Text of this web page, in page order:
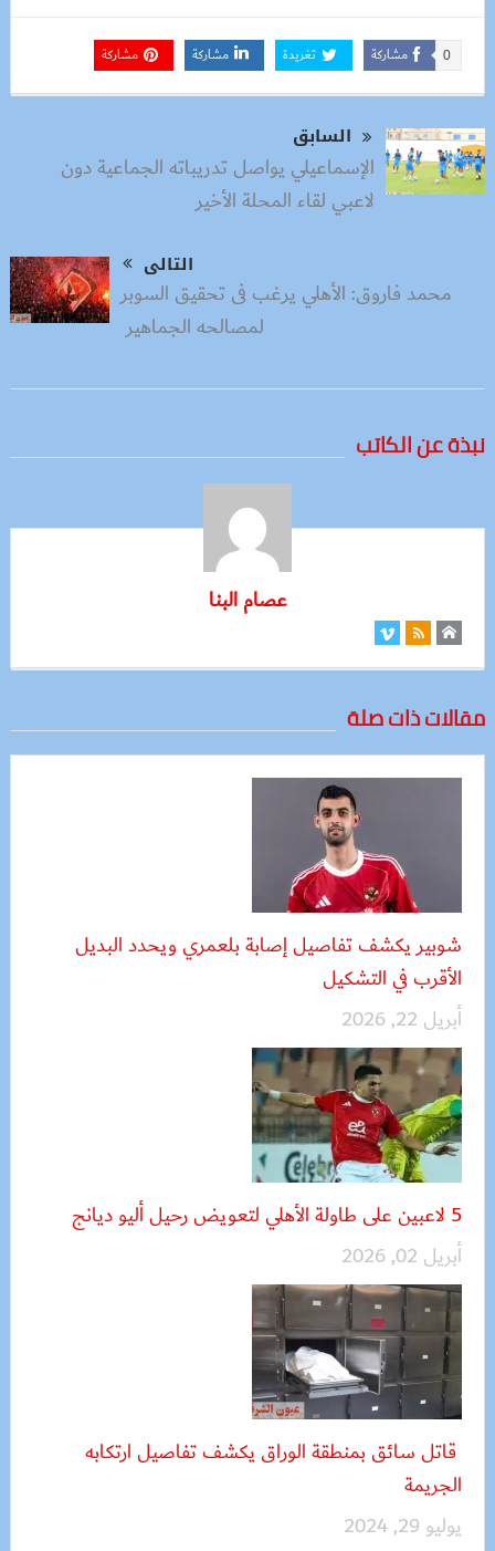
مشاركة 0 تغريدة مشاركة مشاركة
السابق
الإسماعيلي يواصل تدريباته الجماعية دون
لاعبي لقاء المحلة الأخير
التالى
محمد فاروق: الأهلي يرغب فى تحقيق السوبر
لمصالحه الجماهير
نبذة عن الكاتب
عصام البنا
مقالات ذات صلة
شوبير يكشف تفاصيل إصابة بلعمري ويحدد البديل
الأقرب في التشكيل
أبريل 22, 2026
5 لاعبين على طاولة الأهلي لتعويض رحيل أليو ديانج
أبريل 02, 2026
قاتل سائق بمنطقة الوراق يكشف تفاصيل ارتكابه
الجريمة
يوليو 29, 2024